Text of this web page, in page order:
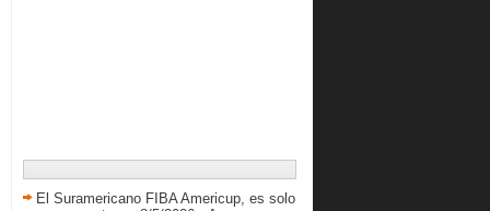
Conociendo a Sam Shepherd jr.
El Suramericano FIBA Americup, es solo